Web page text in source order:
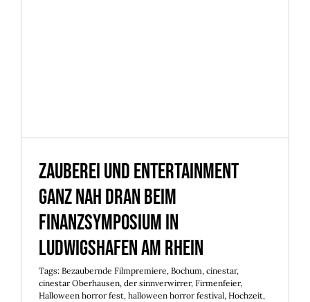
Zauberei und Entertainment
ganz nah dran beim
Finanzsymposium in
Ludwigshafen am Rhein
Tags: Bezaubernde Filmpremiere, Bochum, cinestar,
cinestar Oberhausen, der sinnverwirrer, Firmenfeier,
Halloween horror fest, halloween horror festival, Hochzeit,